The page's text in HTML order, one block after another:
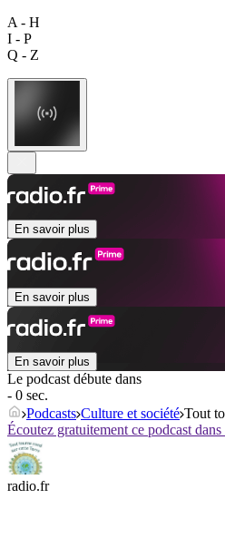
A - H
I - P
Q - Z
En savoir plus
En savoir plus
En savoir plus
Le podcast débute dans
- 0 sec.
Podcasts Culture et société Tout
Écoutez gratuitement ce podcast
radio.fr